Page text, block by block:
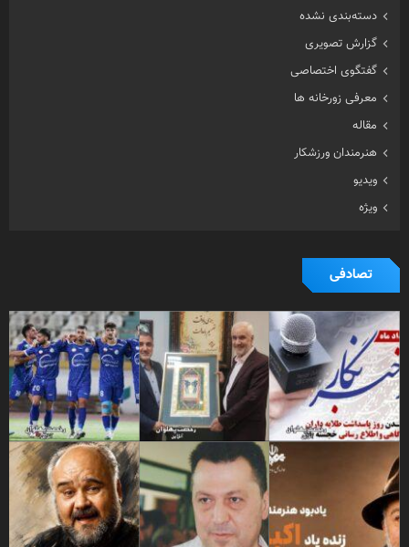
دسته‌بندی نشده
گزارش تصویری
گفتگوی اختصاصی
معرفی زورخانه ها
مقاله
هنرمندان ورزشکار
ویدیو
ویژه
تصادفی